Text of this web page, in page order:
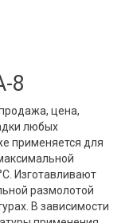
8
цена,
любых
применяется для
Изготавливают
размолотой
В зависимости